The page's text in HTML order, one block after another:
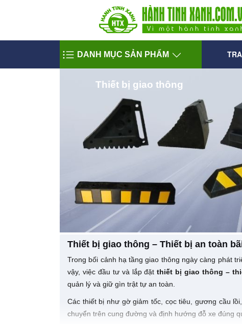
DANH MỤC SẢN PHẨM
Thiết bị giao thông
Thiết bị giao thông – Thiết bị an toàn
Trong bối cảnh hạ tầng giao thông ngày càng phát
vậy, việc đầu tư và lắp đặtthiết bị giao thông –
quản lý và giữ gìn trật tự an toàn.
Các thiết bị như gờ giảm tốc, cọc tiêu, gương cầu
chuyển trên cung đường và định hướng đỗ xe đúng